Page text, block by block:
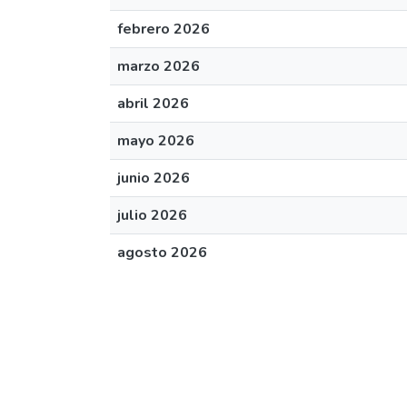
febrero 2026
marzo 2026
abril 2026
mayo 2026
junio 2026
julio 2026
agosto 2026